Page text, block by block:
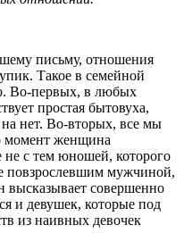
письму, отношения
Такое в семейной
Во-первых, в любых
простая бытовуха,
нет. Во-вторых, все мы
момент женщина
не с тем юношей, которого
повзрослевшим мужчиной,
совершенно
и девушек, которые под
из наивных девочек